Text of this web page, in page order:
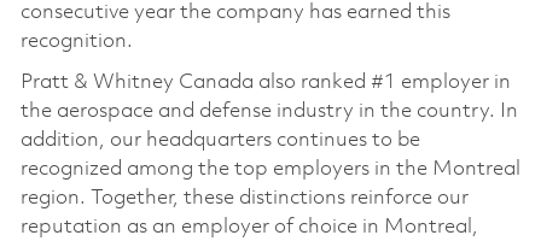
consecutive year the company has earned this
recognition.
Pratt & Whitney Canada also ranked #1 employer in
the aerospace and defense industry in the country. In
addition, our headquarters continues to be
recognized among the top employers in the Montreal
region. Together, these distinctions reinforce our
reputation as an employer of choice in Montreal,